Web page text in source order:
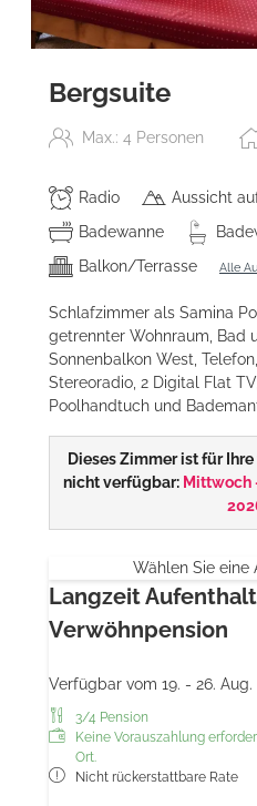
Bergsuite
Max.: 4 Personen
Radio
Aussicht
Badewanne
Balkon/Terrasse
Alle
Schlafzimmer als Samina
getrennter Wohnraum, Bad
Sonnenbalkon West,
Stereoradio, 2 Digital Flat
Poolhandtuch und
Dieses Zimmer ist für
nicht verfügbar: Mittwoch
Wählen Sie eine
Langzeit
Verwöhnpension
Verfügbar vom 19. - 26. Aug.
3/4 Pension
Keine Vorauszahlung
Ort.
Nicht rückerstattbare Rate